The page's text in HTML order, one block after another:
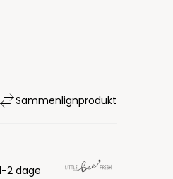
Sammenlignprodukt
2 dage